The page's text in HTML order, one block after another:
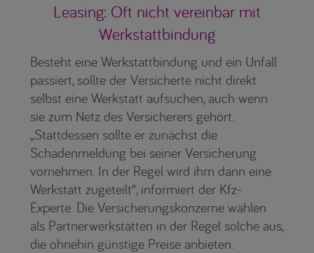
Leasing: Oft nicht vereinbar mit
Werkstattbindung
Besteht eine Werkstattbindung und ein Unfall
passiert, sollte der Versicherte nicht direkt
selbst eine Werkstatt aufsuchen, auch wenn
sie zum Netz des Versicherers gehört.
„Stattdessen sollte er zunächst die
Schadenmeldung bei seiner Versicherung
vornehmen. In der Regel wird ihm dann eine
Werkstatt zugeteilt“, informiert der Kfz-
Experte. Die Versicherungskonzerne wählen
als Partnerwerkstätten in der Regel solche aus,
die ohnehin günstige Preise anbieten.